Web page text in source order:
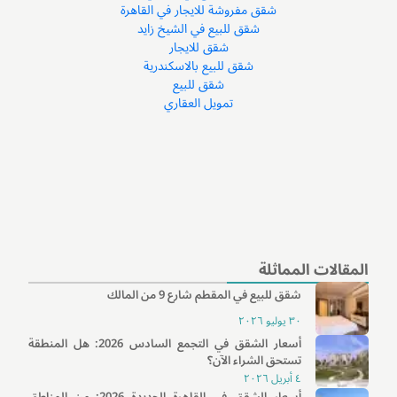
المقالات المماثلة
شقق للبيع في المقطم شارع 9 من المالك
٣٠ يوليو ٢٠٢٦
أسعار الشقق في التجمع السادس 2026: هل المنطقة
تستحق الشراء الآن؟
٤ أبريل ٢٠٢٦
شقق مفروشة للايجار في القاهرة
شقق للبيع في الشيخ زايد
شقق للايجار
شقق للبيع بالاسكندرية
شقق للبيع
تمويل العقاري